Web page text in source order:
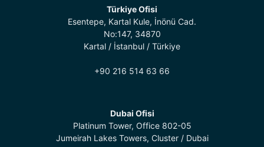
Türkiye Ofisi
Esentepe, Kartal Kule, İnönü Cad.
No:147, 34870
Kartal / İstanbul / Türkiye
+90 216 514 63 66
Dubai Ofisi
Platinum Tower, Office 802-05
Jumeirah Lakes Towers, Cluster / Dubai